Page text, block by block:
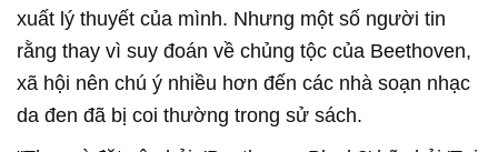
xuất lý thuyết của mình. Nhưng một số người tin
rằng thay vì suy đoán về chủng tộc của Beethoven,
xã hội nên chú ý nhiều hơn đến các nhà soạn nhạc
da đen đã bị coi thường trong sử sách.